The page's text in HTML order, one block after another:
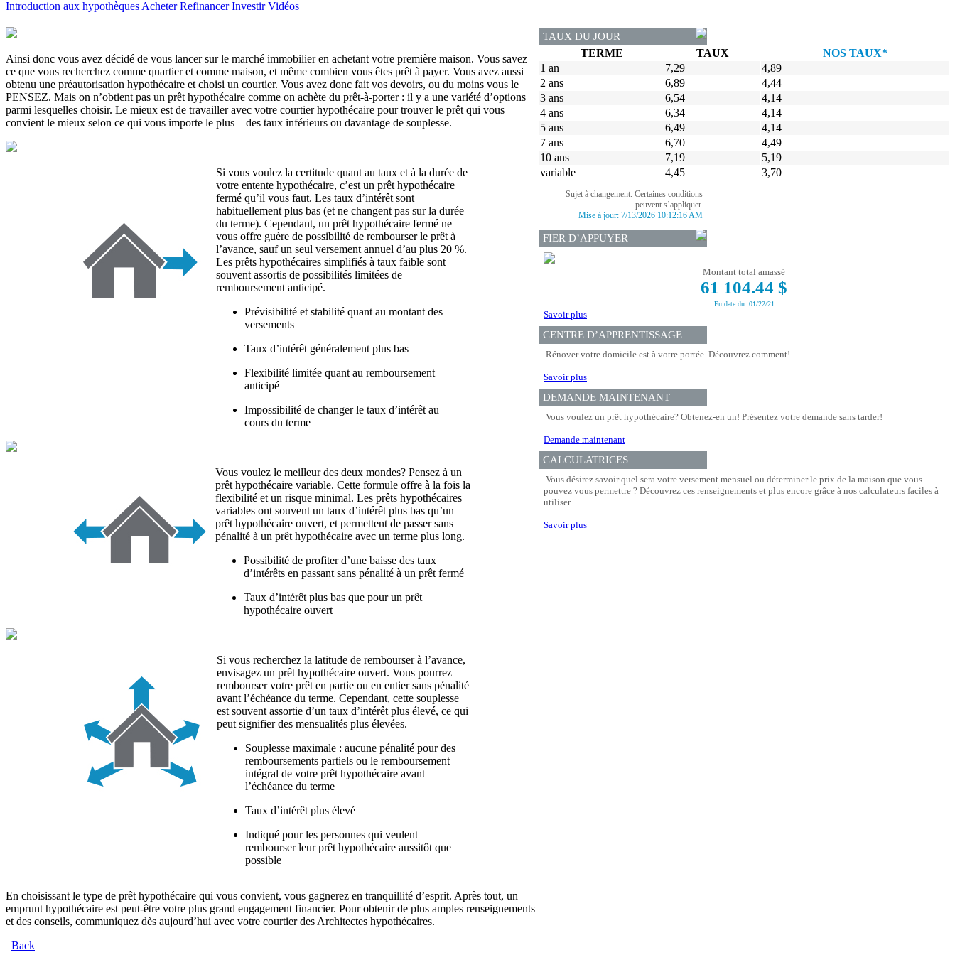
Introduction aux hypothèques Acheter Refinancer Investir Vidéos
Ainsi donc vous avez décidé de vous lancer sur le marché immobilier en achetant votre première maison. Vous savez
ce que vous recherchez comme quartier et comme maison, et même combien vous êtes prêt à payer. Vous avez aussi
obtenu une préautorisation hypothécaire et choisi un courtier. Vous avez donc fait vos devoirs, ou du moins vous le
PENSEZ. Mais on n’obtient pas un prêt hypothécaire comme on achète du prêt-à-porter : il y a une variété d’options
parmi lesquelles choisir. Le mieux est de travailler avec votre courtier hypothécaire pour trouver le prêt qui vous
convient le mieux selon ce qui vous importe le plus – des taux inférieurs ou davantage de souplesse.
Si vous voulez la certitude quant au taux et à la durée de
votre entente hypothécaire, c’est un prêt hypothécaire
fermé qu’il vous faut. Les taux d’intérêt sont
habituellement plus bas (et ne changent pas sur la durée
du terme). Cependant, un prêt hypothécaire fermé ne
vous offre guère de possibilité de rembourser le prêt à
l’avance, sauf un seul versement annuel d’au plus 20 %.
Les prêts hypothécaires simplifiés à taux faible sont
souvent assortis de possibilités limitées de
remboursement anticipé.
Prévisibilité et stabilité quant au montant des
versements
Taux d’intérêt généralement plus bas
Flexibilité limitée quant au remboursement
anticipé
Impossibilité de changer le taux d’intérêt au
cours du terme
Vous voulez le meilleur des deux mondes? Pensez à un
prêt hypothécaire variable. Cette formule offre à la fois la
flexibilité et un risque minimal. Les prêts hypothécaires
variables ont souvent un taux d’intérêt plus bas qu’un
prêt hypothécaire ouvert, et permettent de passer sans
pénalité à un prêt hypothécaire avec un terme plus long.
Possibilité de profiter d’une baisse des taux
d’intérêts en passant sans pénalité à un prêt fermé
Taux d’intérêt plus bas que pour un prêt
hypothécaire ouvert
Si vous recherchez la latitude de rembourser à l’avance,
envisagez un prêt hypothécaire ouvert. Vous pourrez
rembourser votre prêt en partie ou en entier sans pénalité
avant l’échéance du terme. Cependant, cette souplesse
est souvent assortie d’un taux d’intérêt plus élevé, ce qui
peut signifier des mensualités plus élevées.
Souplesse maximale : aucune pénalité pour des
remboursements partiels ou le remboursement
intégral de votre prêt hypothécaire avant
l’échéance du terme
Taux d’intérêt plus élevé
Indiqué pour les personnes qui veulent
rembourser leur prêt hypothécaire aussitôt que
possible
En choisissant le type de prêt hypothécaire qui vous convient, vous gagnerez en tranquillité d’esprit. Après tout, un
emprunt hypothécaire est peut-être votre plus grand engagement financier. Pour obtenir de plus amples renseignements
et des conseils, communiquez dès aujourd’hui avec votre courtier des Architectes hypothécaires.
Back
TAUX DU JOUR
TERME TAUX
NOS TAUX*
1 an
7,29
4,89
2 ans
6,89
4,44
3 ans
6,54
4,14
4 ans
6,34
4,14
5 ans
6,49
4,14
7 ans
6,70
4,49
10 ans
7,19
5,19
variable
4,45 3,70
Sujet à changement. Certaines conditions
peuvent s’appliquer.
Mise à jour: 7/13/2026 10:12:16 AM
FIER D’APPUYER
Montant total amassé
61 104.44 $
En date du: 01/22/21
Savoir plus
CENTRE D’APPRENTISSAGE
Rénover votre domicile est à votre portée. Découvrez comment!
Savoir plus
DEMANDE MAINTENANT
Vous voulez un prêt hypothécaire? Obtenez-en un! Présentez votre demande sans tarder!
Demande maintenant
CALCULATRICES
Vous désirez savoir quel sera votre versement mensuel ou déterminer le prix de la maison que vous
pouvez vous permettre ? Découvrez ces renseignements et plus encore grâce à nos calculateurs faciles à
utiliser.
Savoir plus